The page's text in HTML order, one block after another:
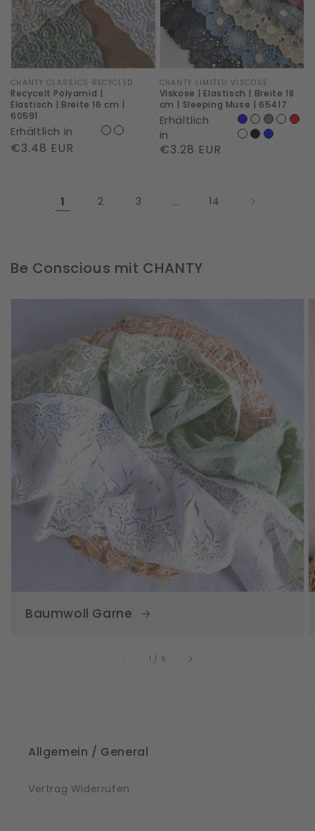
|
Breite
16
cm
|
60591
Marke:
CHANTY CLASSICS RECYCLED
Recycelt Polyamid |
Elastisch | Breite 16 cm |
60591
Erhältlich in
Normaler
€3.48 EUR
Breite
18
cm
Sleeping
Muse
|
65417
Marke:
CHANTY LIMITED VISCOSE
Viskose | Elastisch | Breite 18
cm | Sleeping Muse | 65417
Erhältlich
in
Normaler
€3.28 EUR
1 2 3 … 14
Be Conscious mit CHANTY
Baumwoll Garne
1 / von
6
Allgemein / General
Vertrag Widerrufen